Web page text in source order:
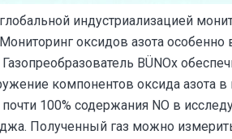
индустриализацией
оксидов азота
BÜNOx
компонентов оксида азота в
почти 100% содержания NO в
Полученный газ можно